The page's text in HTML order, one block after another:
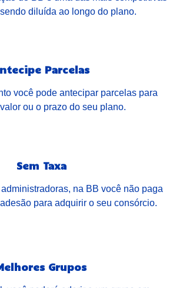
diluída ao longo do plano.
Parcelas
você pode antecipar parcelas para
ou o prazo do seu plano.
Sem Taxa
na BB você não paga
para adquirir o seu consórcio.
Grupos